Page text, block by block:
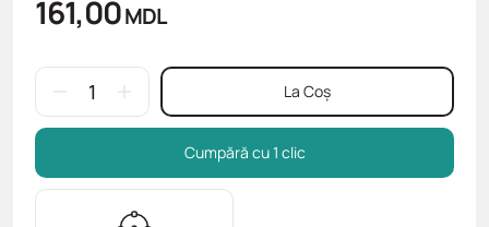
161,00MDL
La Coș
Cumpără cu 1 clic